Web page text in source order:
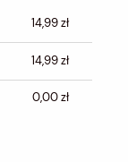
14,99 zł
14,99 zł
0,00 zł